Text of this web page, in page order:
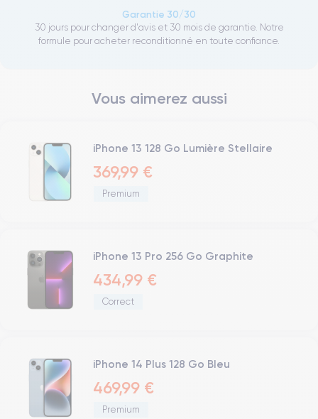
Garantie 30/30
30 jours pour changer d'avis et 30 mois de garantie. Notre
formule pour acheter reconditionné en toute confiance.
Vous aimerez aussi
iPhone 13 128 Go Lumière Stellaire
369,99 €
Premium
iPhone 13 Pro 256 Go Graphite
434,99 €
Correct
iPhone 14 Plus 128 Go Bleu
469,99 €
Premium